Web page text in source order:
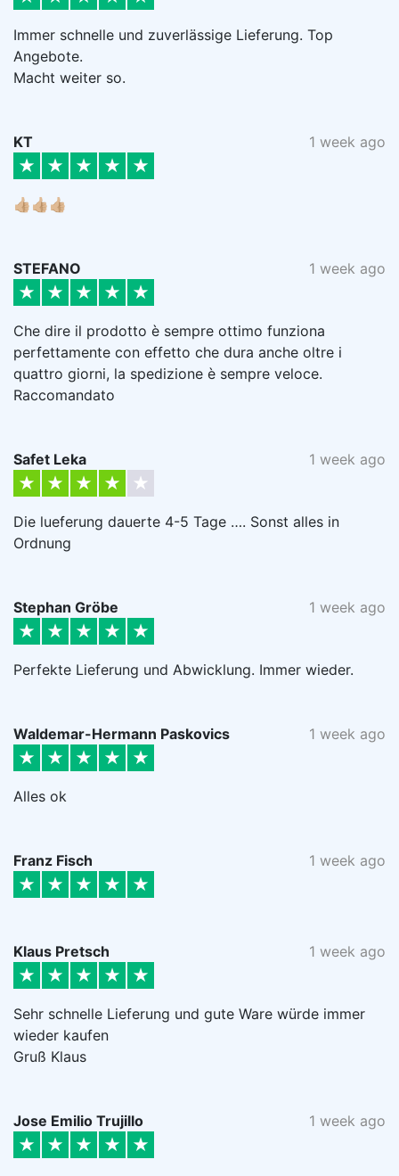
Immer schnelle und zuverlässige Lieferung. Top
Angebote.
Macht weiter so.
KT 1 week ago
👍🏼👍🏼👍🏼
STEFANO 1 week ago
Che dire il prodotto è sempre ottimo funziona
perfettamente con effetto che dura anche oltre i
quattro giorni, la spedizione è sempre veloce.
Raccomandato
Safet Leka 1 week ago
Die lueferung dauerte 4-5 Tage …. Sonst alles in
Ordnung
Stephan Gröbe 1 week ago
Perfekte Lieferung und Abwicklung. Immer wieder.
Waldemar-Hermann Paskovics 1 week ago
Alles ok
Franz Fisch 1 week ago
Klaus Pretsch 1 week ago
Sehr schnelle Lieferung und gute Ware würde immer
wieder kaufen
Gruß Klaus
Jose Emilio Trujillo 1 week ago